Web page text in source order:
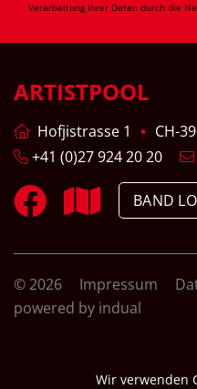
Verarbeitung Ihrer Daten durch die
ARTISTPOOL
Hofjistrasse 1
CH-
+41 (0)27 924 20 20
BAND
© 2026 Impressum
powered by indual
Wir verwenden